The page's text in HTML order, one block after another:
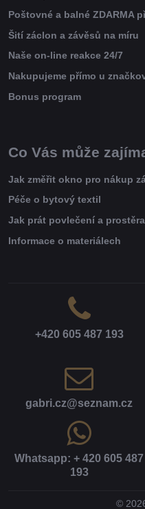
Poštovné a balné ZDARMA
Šití záclon a závěsů na míru
Naše on-line reakce 24/7
Nakupujeme přímo u
Bonus program
Co Vás může
Jak změřit okno pro nákup
Péče o bytový textil
Jak prát povlečení a
Informace o materiálech
+420 605 487 193
gabri​.cz​@seznam​.cz
Whatsapp: + 420 605 487
193
©